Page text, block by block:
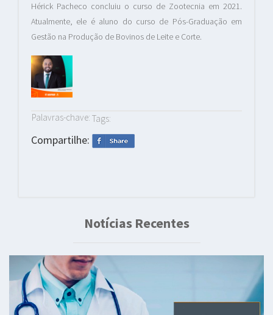
Hérick Pacheco concluiu o curso de Zootecnia em 2021.
Atualmente, ele é aluno do curso de Pós-Graduação em
Gestão na Produção de Bovinos de Leite e Corte.
Palavras-chave: Tags:
Compartilhe:
Notícias Recentes